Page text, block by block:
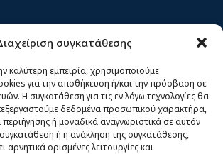
συγκατάθεσης
καλύτερη εμπειρία, χρησιμοποιούμε
για την αποθήκευση ή/και την πρόσβαση σε
Η συγκατάθεση για τις εν λόγω τεχνολογίες θα
δεδομένα προσωπικού χαρακτήρα,
ή μοναδικά αναγνωριστικά σε αυτόν
ή η ανάκληση της συγκατάθεσης,
αρνητικά ορισμένες λειτουργίες και
είμαστε, αρχές & δράση